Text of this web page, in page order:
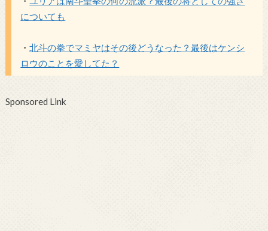
についても
・北斗の拳でマミヤはその後どうなった？最後はケンシ
ロウのことを愛してた？
Sponsored Link